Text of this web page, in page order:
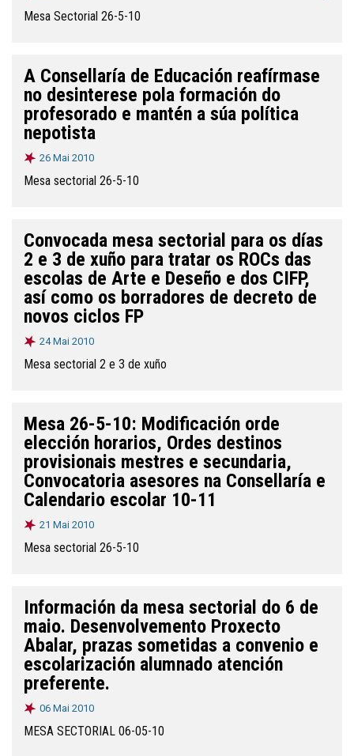
Mesa Sectorial 26-5-10
A Consellaría de Educación reafírmase
no desinterese pola formación do
profesorado e mantén a súa política
nepotista
26 Mai 2010
Mesa sectorial 26-5-10
Convocada mesa sectorial para os días
2 e 3 de xuño para tratar os ROCs das
escolas de Arte e Deseño e dos CIFP,
así como os borradores de decreto de
novos ciclos FP
24 Mai 2010
Mesa sectorial 2 e 3 de xuño
Mesa 26-5-10: Modificación orde
elección horarios, Ordes destinos
provisionais mestres e secundaria,
Convocatoria asesores na Consellaría e
Calendario escolar 10-11
21 Mai 2010
Mesa sectorial 26-5-10
Información da mesa sectorial do 6 de
maio. Desenvolvemento Proxecto
Abalar, prazas sometidas a convenio e
escolarización alumnado atención
preferente.
06 Mai 2010
MESA SECTORIAL 06-05-10